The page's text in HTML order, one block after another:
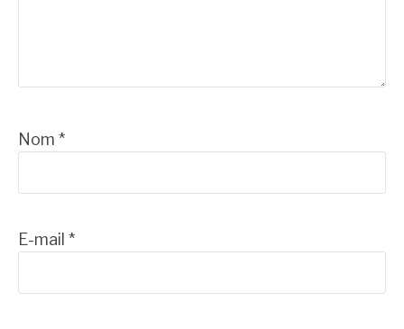
Nom *
E-mail *